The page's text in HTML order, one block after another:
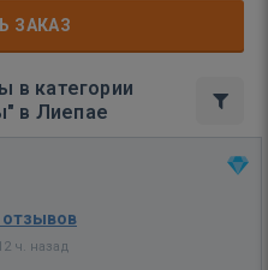
ЗАКАЗ
в категории
в Лиепае
отзывов
ч. назад